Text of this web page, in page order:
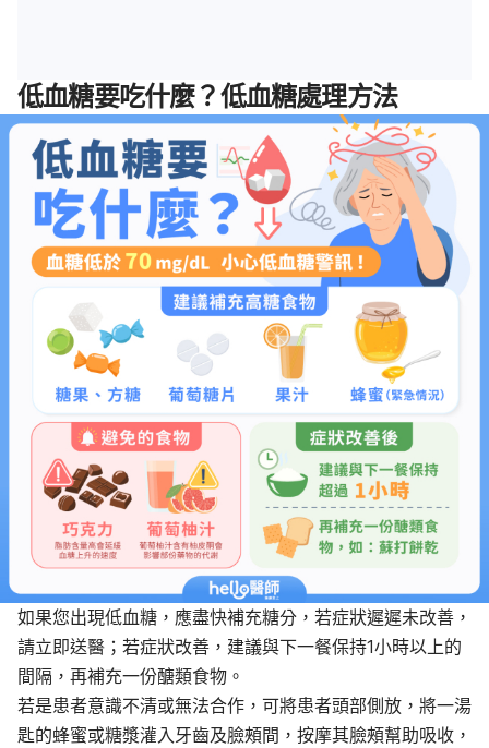
低血糖要吃什麼？低血糖處理方法
如果您出現低血糖，應盡快補充糖分，若症狀遲遲未改善，
請立即送醫；若症狀改善，建議與下一餐保持1小時以上的
間隔，再補充一份醣類食物。
若是患者意識不清或無法合作，可將患者頭部側放，將一湯
匙的蜂蜜或糖漿灌入牙齒及臉頰間，按摩其臉頰幫助吸收，